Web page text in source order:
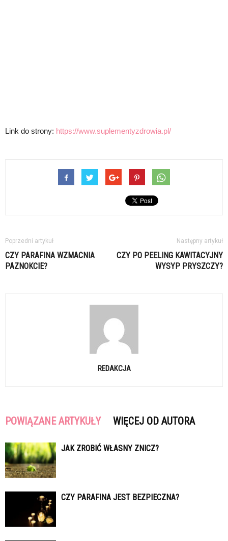
Link do strony: https://www.suplementyzdrowia.pl/
Poprzedni artykuł
CZY PARAFINA WZMACNIA
PAZNOKCIE?
Następny artykuł
CZY PO PEELING KAWITACYJNY
WYSYP PRYSZCZY?
REDAKCJA
POWIĄZANE ARTYKUŁY WIĘCEJ OD AUTORA
JAK ZROBIĆ WŁASNY ZNICZ?
CZY PARAFINA JEST BEZPIECZNA?